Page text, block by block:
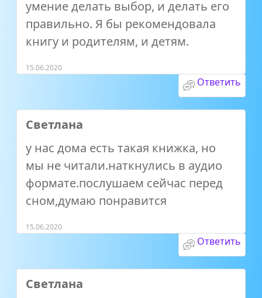
умение делать выбор, и делать его
правильно. Я бы рекомендовала
книгу и родителям, и детям.
15.06.2020
Ответить
Светлана
у нас дома есть такая книжка, но
мы не читали.наткнулись в аудио
формате.послушаем сейчас перед
сном,думаю понравится
15.06.2020
Ответить
Светлана